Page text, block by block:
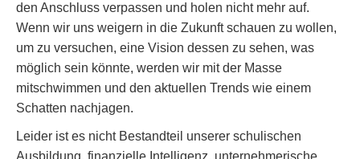
den Anschluss verpassen und holen nicht mehr auf.
Wenn wir uns weigern in die Zukunft schauen zu wollen,
um zu versuchen, eine Vision dessen zu sehen, was
möglich sein könnte, werden wir mit der Masse
mitschwimmen und den aktuellen Trends wie einem
Schatten nachjagen.
Leider ist es nicht Bestandteil unserer schulischen
Ausbildung, finanzielle Intelligenz, unternehmerische